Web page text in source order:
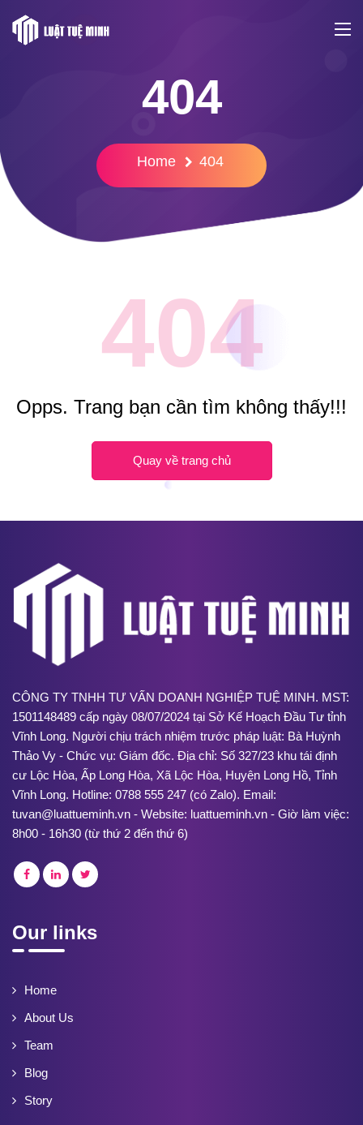
404
Home 404
404
Opps. Trang bạn cần tìm không thấy!!!
Quay về trang chủ
CÔNG TY TNHH TƯ VẤN DOANH NGHIỆP TUỆ MINH. MST:
1501148489 cấp ngày 08/07/2024 tại Sở Kế Hoạch Đầu Tư tỉnh
Vĩnh Long. Người chịu trách nhiệm trước pháp luật: Bà Huỳnh
Thảo Vy - Chức vụ: Giám đốc. Địa chỉ: Số 327/23 khu tái định
cư Lộc Hòa, Ấp Long Hòa, Xã Lộc Hòa, Huyện Long Hồ, Tỉnh
Vĩnh Long. Hotline: 0788 555 247 (có Zalo). Email:
tuvan@luattueminh.vn - Website: luattueminh.vn - Giờ làm việc:
8h00 - 16h30 (từ thứ 2 đến thứ 6)
Our links
Home
About Us
Team
Blog
Story